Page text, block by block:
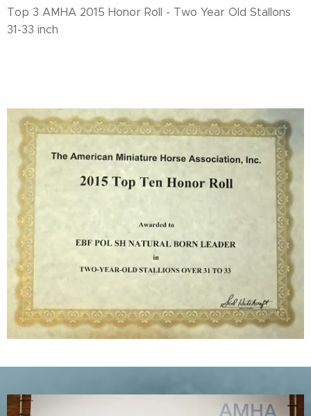
Top 3 AMHA 2015 Honor Roll - Two Year Old Stallons
31-33 inch